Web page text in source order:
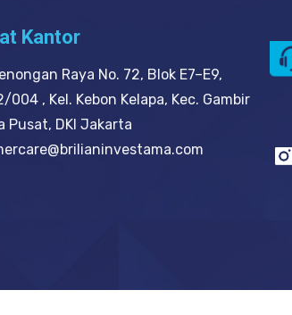
Kantor
Raya No. 72, Blok E7–E9,
004 , Kel. Kebon Kelapa, Kec. Gambir
Pusat, DKI Jakarta